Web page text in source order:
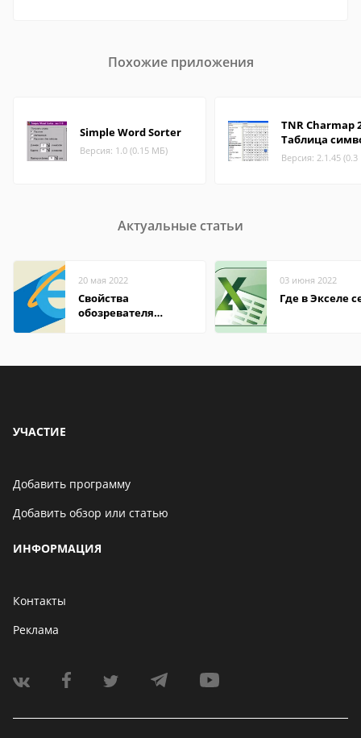
Похожие приложения
Simple Word Sorter
Версия: 1.0 (0.15 МБ)
TNR Charmap
Таблица
Версия: 2.1.45
Актуальные статьи
20 мая 2022
Свойства
обозревателя
03 июня 2022
Где в Экселе
УЧАСТИЕ
Добавить программу
Добавить обзор или статью
ИНФОРМАЦИЯ
Контакты
Реклама